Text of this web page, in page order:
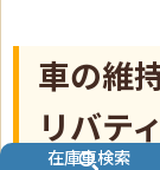
車の維
リバテ
在庫車検索